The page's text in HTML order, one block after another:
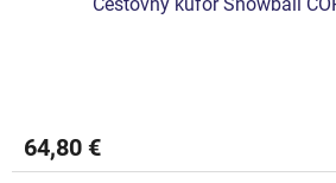
64,80 €